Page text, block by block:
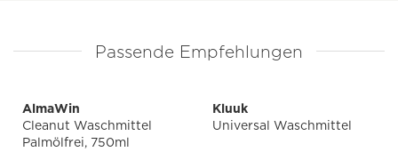
Passende Empfehlungen
AlmaWin
Cleanut Waschmittel
Palmölfrei, 750ml
Kluuk
Universal Waschmittel